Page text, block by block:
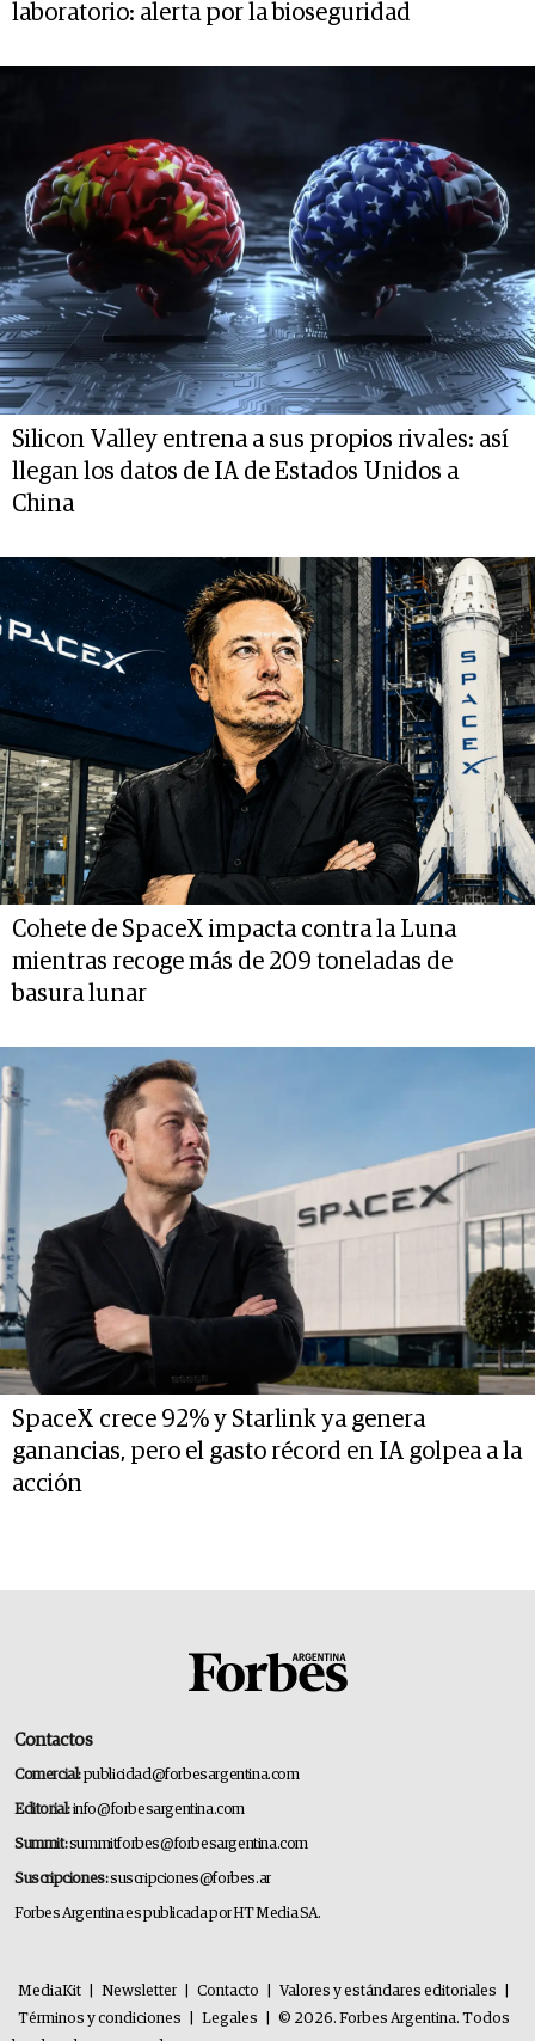
laboratorio: alerta por la bioseguridad
Silicon Valley entrena a sus propios rivales: así
llegan los datos de IA de Estados Unidos a
China
Cohete de SpaceX impacta contra la Luna
mientras recoge más de 209 toneladas de
basura lunar
SpaceX crece 92% y Starlink ya genera
ganancias, pero el gasto récord en IA golpea a la
acción
Contactos
Comercial:publicidad@forbesargentina.com
Editorial:info@forbesargentina.com
Summit:summitforbes@forbesargentina.com
Suscripciones:suscripciones@forbes.ar
Forbes Argentina es publicada por HT Media SA.
MediaKit Newsletter Contacto Valores y estándares editoriales
Términos y condiciones
Legales
© 2026. Forbes Argentina. Todos